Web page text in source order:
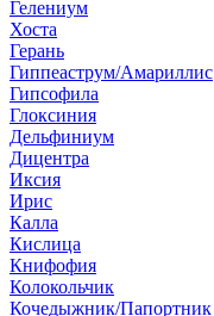
Гелениум
Хоста
Герань
Гиппеаструм/Амариллис
Гипсофила
Глоксиния
Дельфиниум
Дицентра
Иксия
Ирис
Калла
Кислица
Книфофия
Колокольчик
Кочедыжник/Папортник